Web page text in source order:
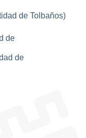
de Tolbaños)
de
de